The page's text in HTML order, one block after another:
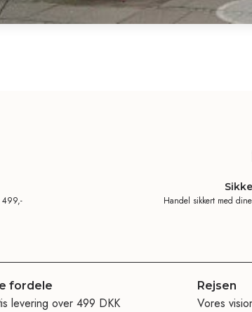
499,-
Handel sikkert med
fordele
levering over 499 DKK
Rejsen
Vores